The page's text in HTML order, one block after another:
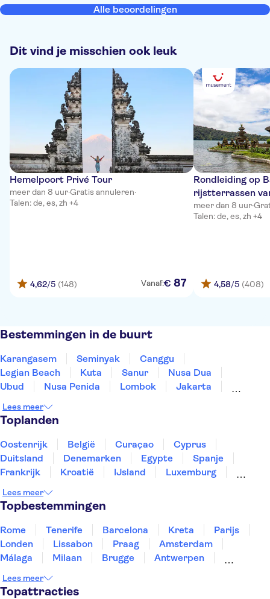
Alle beoordelingen
Dit vind je misschien ook leuk
Hemelpoort Privé Tour
meer dan 8 uur·Gratis annuleren·
Talen: de, es, zh +4
4,62/5 (148) Vanaf:€ 87
Rondleiding op
rijstterrassen
optionele lunch
meer dan 8 uur·
Talen: de, es, zh +4
4,58/5 (408)
Bestemmingen in de buurt
Karangasem Seminyak
Canggu
Legian Beach
Kuta Sanur
Nusa Dua
Ubud
Nusa Penida Lombok
Jakarta
Lees meer
Toplanden
Oostenrijk België Curaçao
Cyprus
Duitsland
Denemarken Egypte
Spanje
Frankrijk
Kroatië IJsland
Luxemburg
Slovenië
Thailand
Lees meer
Topbestemmingen
Rome Tenerife Barcelona Kreta
Parijs
Londen
Lissabon Praag
Amsterdam
Málaga
Milaan Brugge
Antwerpen
Eindhoven
Lees meer
Topattracties